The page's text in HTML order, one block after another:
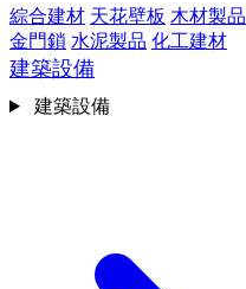
綜合建材 天花壁板 木材製品
金門鎖 水泥製品 化工建材
建築設備
建築設備